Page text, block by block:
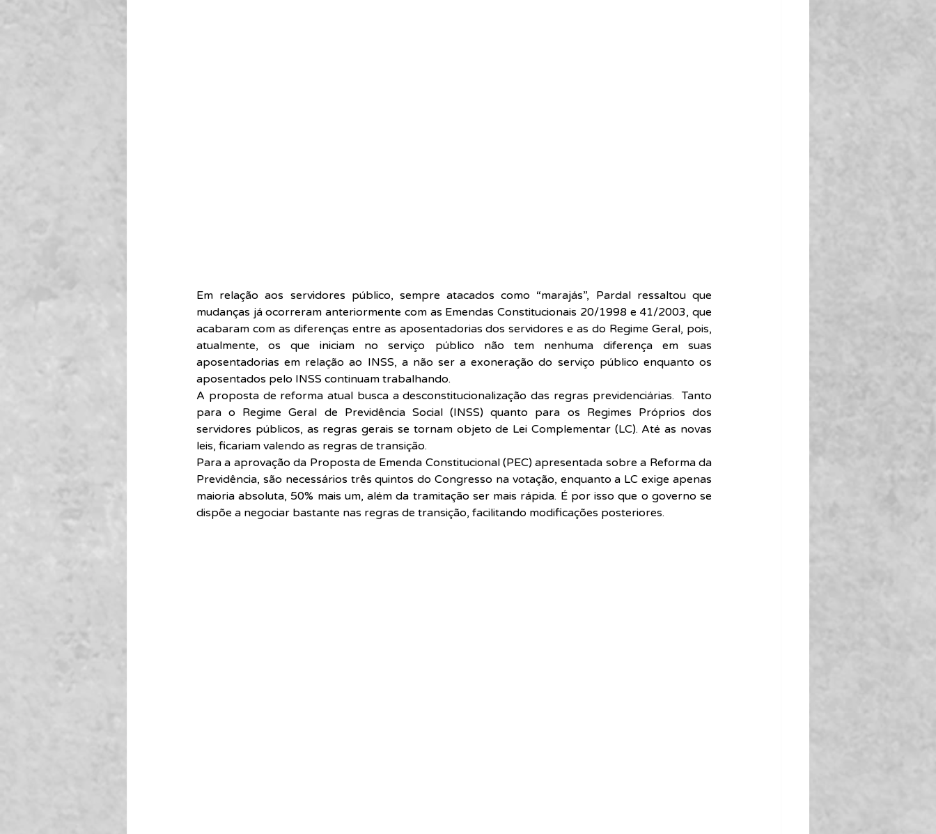
Em relação aos servidores público, sempre atacados como “marajás”, Pardal ressaltou que
mudanças já ocorreram anteriormente com as Emendas Constitucionais 20/1998 e 41/2003, que
acabaram com as diferenças entre as aposentadorias dos servidores e as do Regime Geral, pois,
atualmente, os que iniciam no serviço público não tem nenhuma diferença em suas
aposentadorias em relação ao INSS, a não ser a exoneração do serviço público enquanto os
aposentados pelo INSS continuam trabalhando.
A proposta de reforma atual busca a desconstitucionalização das regras previdenciárias.  Tanto
para o Regime Geral de Previdência Social (INSS) quanto para os Regimes Próprios dos
servidores públicos, as regras gerais se tornam objeto de Lei Complementar (LC). Até as novas
leis, ficariam valendo as regras de transição.
Para a aprovação da Proposta de Emenda Constitucional (PEC) apresentada sobre a Reforma da
Previdência, são necessários três quintos do Congresso na votação, enquanto a LC exige apenas
maioria absoluta, 50% mais um, além da tramitação ser mais rápida. É por isso que o governo se
dispõe a negociar bastante nas regras de transição, facilitando modificações posteriores.